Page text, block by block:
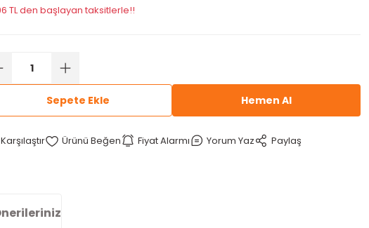
TL den başlayan taksitlerle!!
Sepete Ekle Hemen Al
Karşılaştır Fiyat Alarmı Yorum Yaz Paylaş